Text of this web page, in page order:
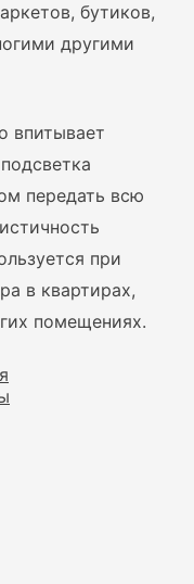
бутиков,
другими
впитывает
передать всю
при
в квартирах,
помещениях.